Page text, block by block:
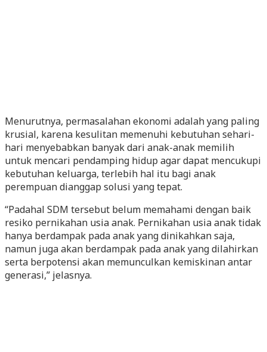
Menurutnya, permasalahan ekonomi adalah yang paling
krusial, karena kesulitan memenuhi kebutuhan sehari-
hari menyebabkan banyak dari anak-anak memilih
untuk mencari pendamping hidup agar dapat mencukupi
kebutuhan keluarga, terlebih hal itu bagi anak
perempuan dianggap solusi yang tepat.
“Padahal SDM tersebut belum memahami dengan baik
resiko pernikahan usia anak. Pernikahan usia anak tidak
hanya berdampak pada anak yang dinikahkan saja,
namun juga akan berdampak pada anak yang dilahirkan
serta berpotensi akan memunculkan kemiskinan antar
generasi,” jelasnya.